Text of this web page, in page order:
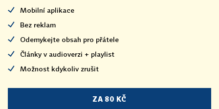
Mobilní aplikace
Bez reklam
Odemykejte obsah pro přátele
Články v audioverzi + playlist
Možnost kdykoliv zrušit
ZA 80 KČ